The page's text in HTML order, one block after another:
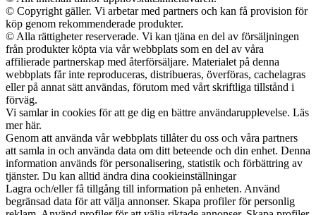
© Copyright gäller. Vi arbetar med partners och kan få provision för
köp genom rekommenderade produkter.
© Alla rättigheter reserverade. Vi kan tjäna en del av försäljningen
från produkter köpta via vår webbplats som en del av våra
affilierade partnerskap med återförsäljare. Materialet på denna
webbplats får inte reproduceras, distribueras, överföras, cachelagras
eller på annat sätt användas, förutom med vårt skriftliga tillstånd i
förväg.
Vi samlar in cookies för att ge dig en bättre användarupplevelse. Läs
mer här.
Genom att använda vår webbplats tillåter du oss och våra partners
att samla in och använda data om ditt beteende och din enhet. Denna
information används för personalisering, statistik och förbättring av
tjänster. Du kan alltid ändra dina cookieinställningar
Lagra och/eller få tillgång till information på enheten. Använd
begränsad data för att välja annonser. Skapa profiler för personlig